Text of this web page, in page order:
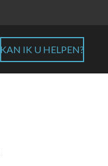
KAN IK U HELPEN?